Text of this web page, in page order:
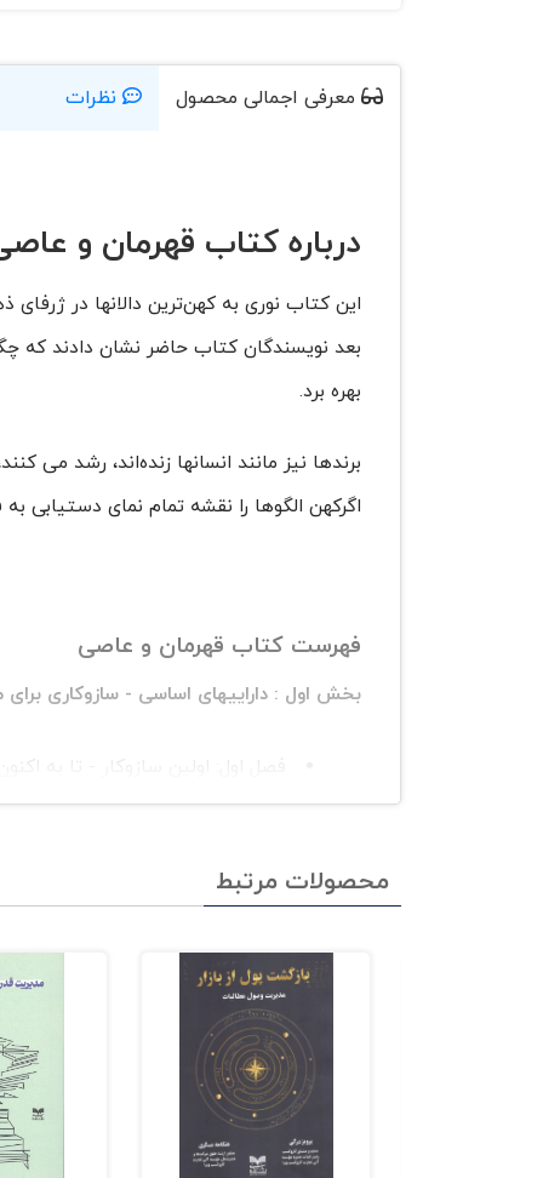
معرفی اجمالی محصول نظرات
درباره کتاب قهرمان و
این کتاب نوری به کهن‌ترین دالانها در
بعد نویسندگان کتاب حاضر نشان دادند که
بهره برد.
برندها نیز مانند انسانها زنده‌اند، رشد می
اگرکهن الگوها را نقشه تمام نمای دستیابی
فهرست کتاب قهرمان و عاصی
بخش اول : داراییهای اساسی - سازوکاری
فصل اول: اولین سازوکار - تا به
فصل دوم: کهن الگوها قلب تپندهی
بخش دوم - در حسرت بهشت - معصوم
فصل: چهارم معصوم
فصل: پنجم کاوشگر
فصل: ششم حکیم
بخش سوم: جا گذاشتن اثر انگشت بر
محصولات مرتبط